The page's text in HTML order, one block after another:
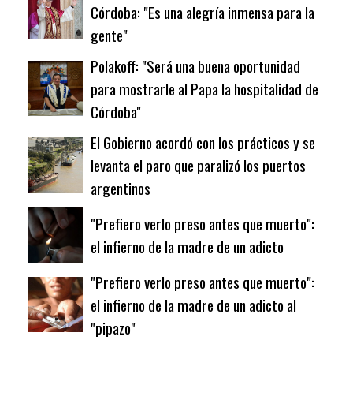
Córdoba: "Es una alegría inmensa para la
gente"
Polakoff: "Será una buena oportunidad
para mostrarle al Papa la hospitalidad de
Córdoba"
El Gobierno acordó con los prácticos y se
levanta el paro que paralizó los puertos
argentinos
"Prefiero verlo preso antes que muerto":
el infierno de la madre de un adicto
"Prefiero verlo preso antes que muerto":
el infierno de la madre de un adicto al
"pipazo"